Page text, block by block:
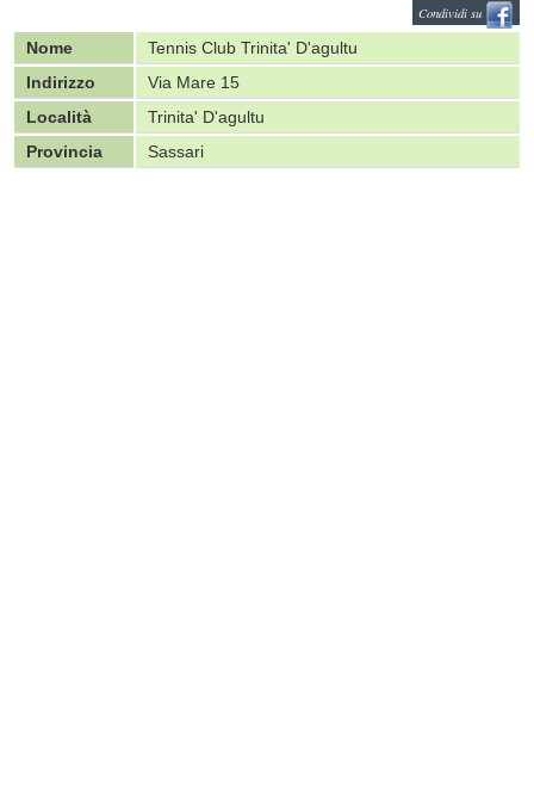
Condividi su
Nome
Tennis Club Trinita' D'agultu
Indirizzo
Via Mare 15
Località
Trinita' D'agultu
Provincia
Sassari